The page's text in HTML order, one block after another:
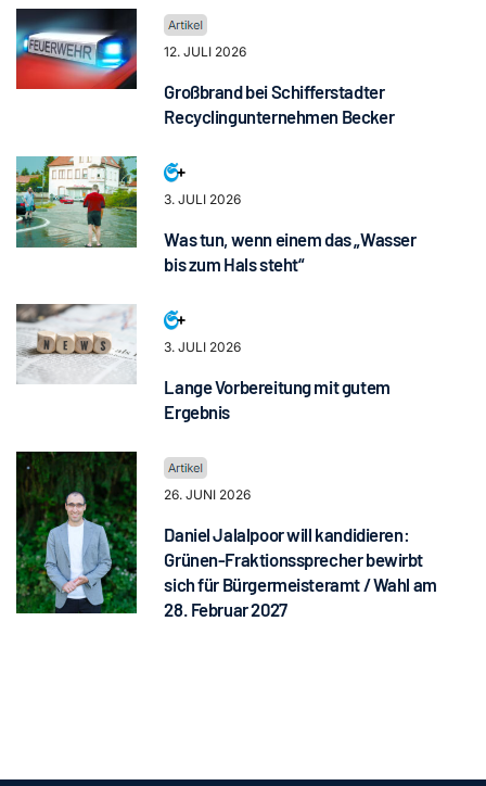
12. JULI 2026
Großbrand bei Schifferstadter
Recyclingunternehmen Becker
3. JULI 2026
Was tun, wenn einem das „Wasser
bis zum Hals steht“
3. JULI 2026
Lange Vorbereitung mit gutem
Ergebnis
26. JUNI 2026
Daniel Jalalpoor will kandidieren:
Grünen-Fraktionssprecher bewirbt
sich für Bürgermeisteramt / Wahl am
28. Februar 2027